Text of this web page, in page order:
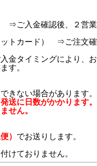
⇒ご入金確認後、２営業
ットカード） ⇒ご注文確
金タイミングにより、お
す。
きない場合があります。
送に日数がかかります。
せん。
） でお送りします。
けておりません。